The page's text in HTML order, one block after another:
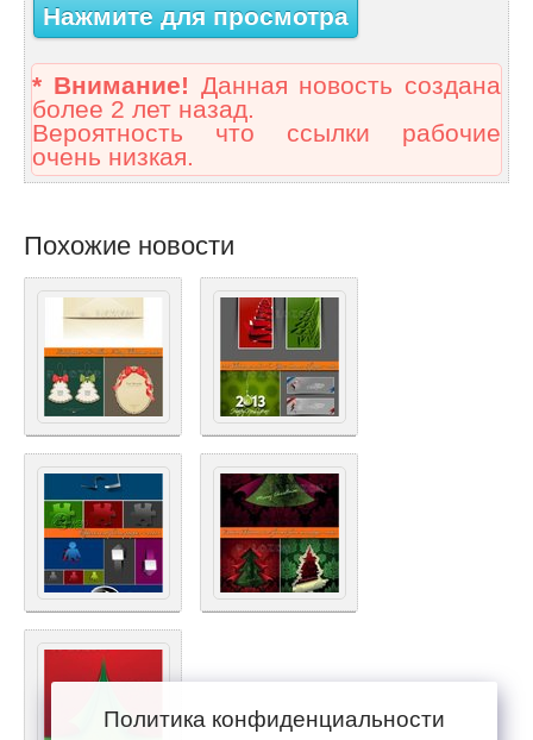
Нажмите для просмотра
* Внимание! Данная новость создана
более 2 лет назад.
Вероятность что ссылки рабочие
очень низкая.
Похожие новости
Политика конфиденциальности